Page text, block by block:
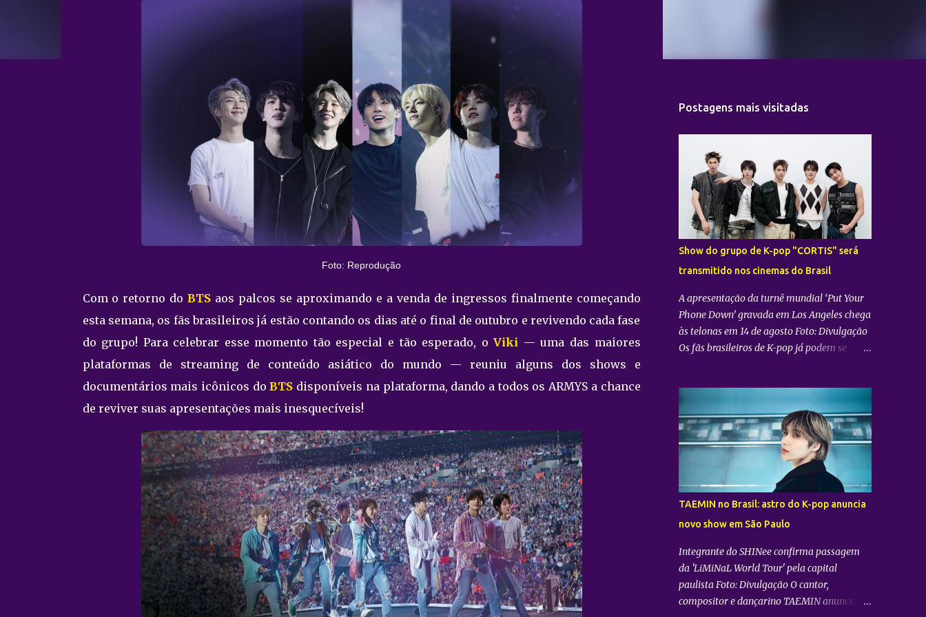
Foto: Reprodução
Com o retorno doBTS aos palcos se aproximando e a venda de ingressos finalmente começando
esta semana, os fãs brasileiros já estão contando os dias até o final de outubro e revivendo cada fase
do grupo! Para celebrar esse momento tão especial e tão esperado, oViki — uma das maiores
plataformas de streaming de conteúdo asiático do mundo — reuniu alguns dos shows e
documentários mais icônicos doBTS disponíveis na plataforma, dando a todos os ARMYS a chance
de reviver suas apresentações mais inesquecíveis!
Postagens mais visitadas
Show do grupo de K-pop "CORTIS" será
transmitido nos cinemas do Brasil
A apresentação da turnê mundial ‘Put Your
Phone Down’ gravada em Los Angeles chega
às telonas em 14 de agosto Foto: Divulgação
Os fãs brasileiros de K-pop já podem se
"2026 CORTIS TOUR IN LA: LIVE VIEWING"
nas telonas do Brasil. A exibição trará a
transmissão ao vivo do show do grupo sul-
coreano CORTIS , realizado diretamente do
YouTube Theater , na cidade de Los Angeles
(EUA). O objetivo da ação é proporcionar ao
público uma vivência cinematográfica com
som e imagem de alta qualidade,
conectando os fãs de todo o mundo à
energia da primeira turnê mundial do
quinteto. Produzido pela gigante do
entretenimento asiático HYBE e distribuído
TAEMIN no Brasil: astro do K-pop anuncia
novo show em São Paulo
Integrante do SHINee confirma passagem
da 'LiMiNaL World Tour' pela capital
paulista Foto: Divulgação O cantor,
compositor e dançarino TAEMIN anunciou